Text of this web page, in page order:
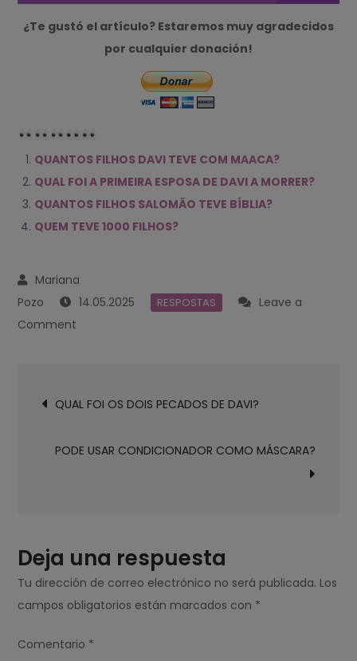
¿Te gustó el artículo? Estaremos muy agradecidos
por cualquier donación!
QUANTOS FILHOS DAVI TEVE COM MAACA?
QUAL FOI A PRIMEIRA ESPOSA DE DAVI A MORRER?
QUANTOS FILHOS SALOMÃO TEVE BÍBLIA?
QUEM TEVE 1000 FILHOS?
14.05.2025 RESPOSTAS
Leave a
Comment
NÃO
FILHOS?
de
entradas
QUAL FOI OS DOIS PECADOS DE DAVI?
PODE USAR CONDICIONADOR COMO MÁSCARA?
Deja una respuesta
Tu dirección de correo electrónico no será publicada. Los
campos obligatorios están marcados con *
Comentario *